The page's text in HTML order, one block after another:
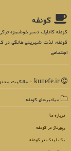
كونفه
کونفه کادایف دسر خوشمزه
کونفه، لذت شیرینی خانگی در
اجتماعی
میانبرهای كونفه
درباره ما
رپورتاژ در كونفه
بک لینک در كونفه